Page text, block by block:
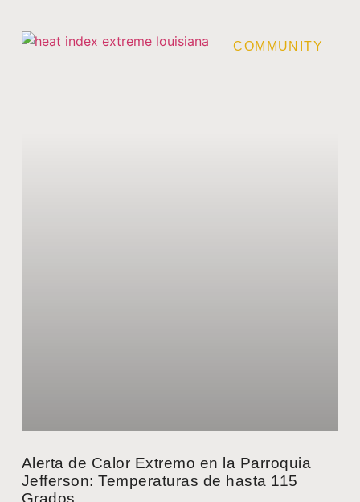
COMMUNITY
Alerta de Calor Extremo en la Parroquia
Jefferson: Temperaturas de hasta 115
Grados